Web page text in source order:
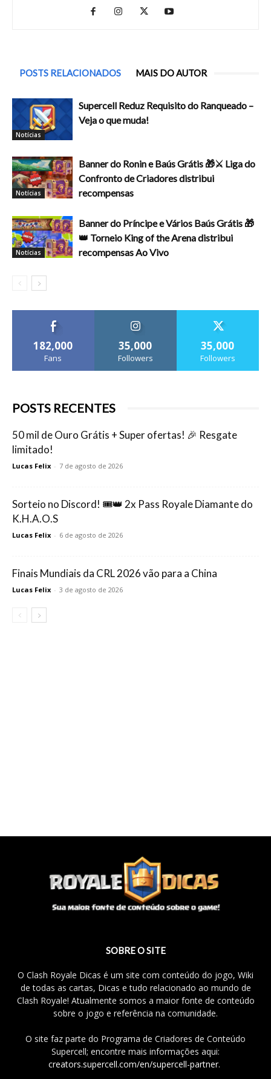
POSTS RELACIONADOS MAIS DO AUTOR
Notícias
Supercell Reduz Requisito do Ranqueado –
Veja o que muda!
Notícias
Banner do Ronin e Baús Grátis 🎁⚔️ Liga do
Confronto de Criadores distribui
recompensas
Notícias
Banner do Príncipe e Vários Baús Grátis 🎁
👑 Torneio King of the Arena distribui
recompensas Ao Vivo
182,000
Fans
35,000
Followers
35,000
Followers
POSTS RECENTES
50 mil de Ouro Grátis + Super ofertas! 🎉 Resgate
limitado!
Lucas Felix - 7 de agosto de 2026
Sorteio no Discord! 🎟️👑 2x Pass Royale Diamante do
K.H.A.O.S
Lucas Felix - 6 de agosto de 2026
Finais Mundiais da CRL 2026 vão para a China
Lucas Felix - 3 de agosto de 2026
SOBRE O SITE
O Clash Royale Dicas é um site com conteúdo do jogo, Wiki
de todas as cartas, Dicas e tudo relacionado ao mundo de
Clash Royale! Atualmente somos a maior fonte de conteúdo
sobre o jogo e referência na comunidade.
O site faz parte do Programa de Criadores de Conteúdo
Supercell; encontre mais informações aqui:
creators.supercell.com/en/supercell-partner.